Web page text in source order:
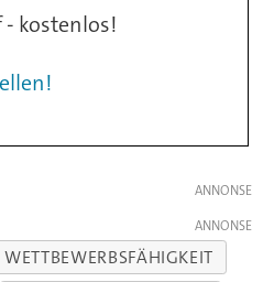
kostenlos!
WETTBEWERBSFÄHIGKEIT